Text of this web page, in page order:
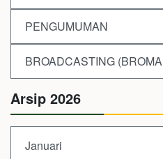
PENGUMUMAN
BROADCASTING
Arsip 2026
Januari